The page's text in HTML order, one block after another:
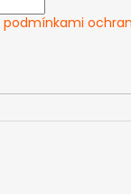
podmínkami